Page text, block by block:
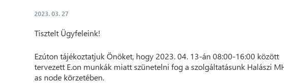
2023. 03. 27
Tisztelt Ügyfeleink!
Ezúton tájékoztatjuk Önöket, hogy 2023. 04. 13-án 08:00-16:00 között
tervezett E.on munkák miatt szünetelni fog a szolgáltatásunk Halászi
as node körzetében.